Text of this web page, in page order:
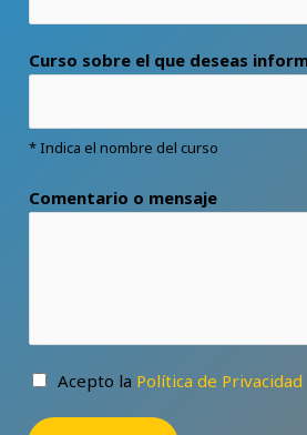
Curso sobre el que deseas
* Indica el nombre del curso
Comentario o mensaje
Acepto la Política de Privacidad